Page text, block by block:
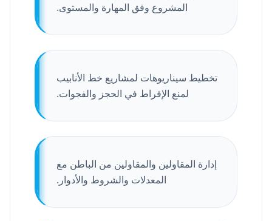
المشروع وفق المهارة والمستوى.
تخطيط سيناريوهات لمشاريع خط الأنابيب
لمنع الإفراط في الحجز والفجوات.
إدارة المقاولين والمقاولين من الباطن مع
المعدلات والشروط والأدوار.